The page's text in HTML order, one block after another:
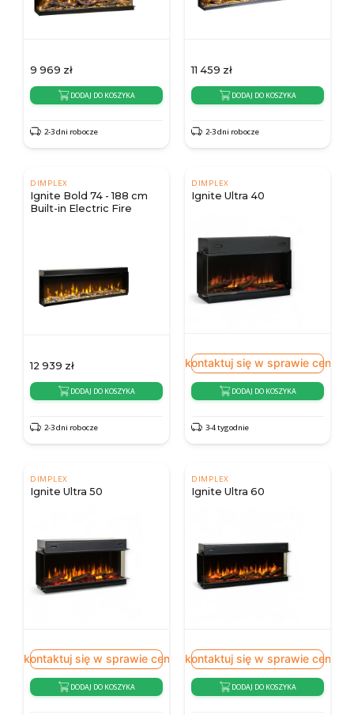
9 969 zł
DODAJ DO KOSZYKA
2-3 dni robocze
11 459 zł
DODAJ DO KOSZYKA
2-3 dni robocze
DIMPLEX
Ignite Bold 74 - 188 cm
Built-in Electric Fire
12 939 zł
DODAJ DO KOSZYKA
2-3 dni robocze
DIMPLEX
Ignite Ultra 40
Skontaktuj się w sprawie ceny
DODAJ DO KOSZYKA
3-4 tygodnie
DIMPLEX
Ignite Ultra 50
Skontaktuj się w sprawie ceny
DODAJ DO KOSZYKA
DIMPLEX
Ignite Ultra 60
Skontaktuj się w sprawie ceny
DODAJ DO KOSZYKA